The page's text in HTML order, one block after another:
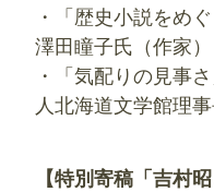
・「歴史小説をめ
澤田瞳子氏（作家）
・「気配りの見事
人北海道文学館理事
【特別寄稿「吉村